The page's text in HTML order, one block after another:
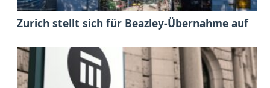
Zurich stellt sich für Beazley-Übernahme auf